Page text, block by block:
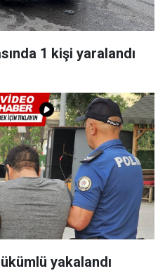
1 kişi yaralandı
yakalandı